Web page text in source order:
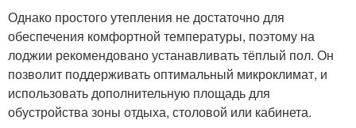
Однако простого утепления не достаточно для
обеспечения комфортной температуры, поэтому на
лоджии рекомендовано устанавливать тёплый пол. Он
позволит поддерживать оптимальный микроклимат, и
использовать дополнительную площадь для
обустройства зоны отдыха, столовой или кабинета.